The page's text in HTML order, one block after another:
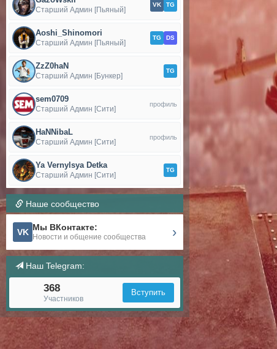
Старший Админ [Пьяный]
VK TG
Aoshi_Shinomori
Старший Админ [Пьяный]
TG DS
ZzZ0haN
Старший Админ [Бункер]
TG
sem0709
Старший Админ [Сити]
профиль
HaNNibaL
Старший Админ [Сити]
профиль
Ya Vernylsya Detka
Старший Админ [Сити]
TG
Наше сообщество
VK Мы ВКонтакте:
Новости и общение сообщества ›
Наш Telegram:
368
Участников
Вступить